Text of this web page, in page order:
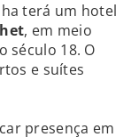
terá um hotel
, em meio
século 18. O
e suítes
presença em